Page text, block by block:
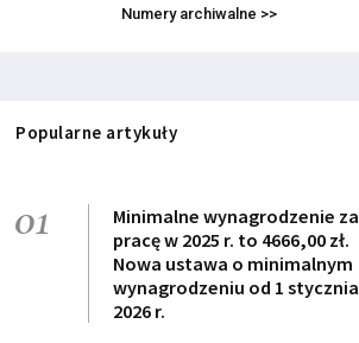
Numery archiwalne >>
Popularne artykuły
01
Minimalne wynagrodzenie za
pracę w 2025 r. to 4666,00 zł.
Nowa ustawa o minimalnym
wynagrodzeniu od 1 stycznia
2026 r.